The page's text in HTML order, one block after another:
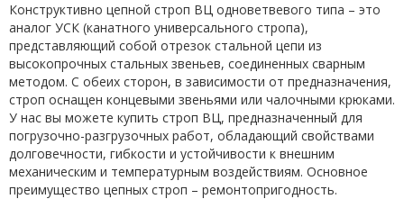
Конструктивно цепной строп ВЦ одноветвевого типа – это
аналог УСК (канатного универсального стропа),
представляющий собой отрезок стальной цепи из
высокопрочных стальных звеньев, соединенных сварным
методом. С обеих сторон, в зависимости от предназначения,
строп оснащен концевыми звеньями или чалочными крюками.
У нас вы можете купить строп ВЦ, предназначенный для
погрузочно-разгрузочных работ, обладающий свойствами
долговечности, гибкости и устойчивости к внешним
механическим и температурным воздействиям. Основное
преимущество цепных строп – ремонтопригодность.